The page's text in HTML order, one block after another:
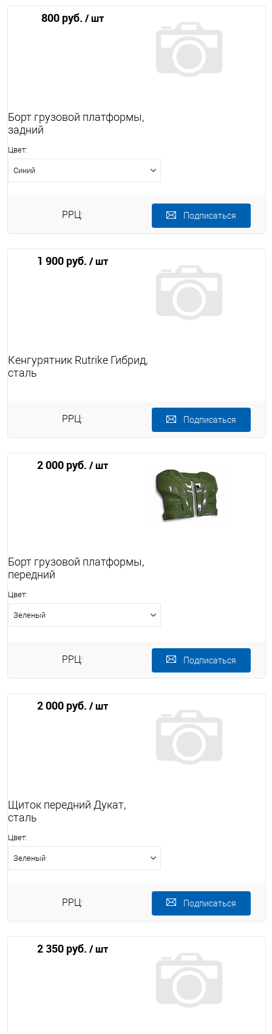
800 руб. / шт
Борт грузовой платформы,
задний
Цвет:
Синий
РРЦ:
1 900 руб. / шт
Подписаться
Кенгурятник Rutrike Гибрид,
сталь
РРЦ:
2 000 руб. / шт
Подписаться
Борт грузовой платформы,
передний
Цвет:
Зеленый
РРЦ:
2 000 руб. / шт
Подписаться
Щиток передний Дукат,
сталь
Цвет:
Зеленый
РРЦ:
2 350 руб. / шт
Подписаться